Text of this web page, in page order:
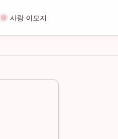
사랑 이모지